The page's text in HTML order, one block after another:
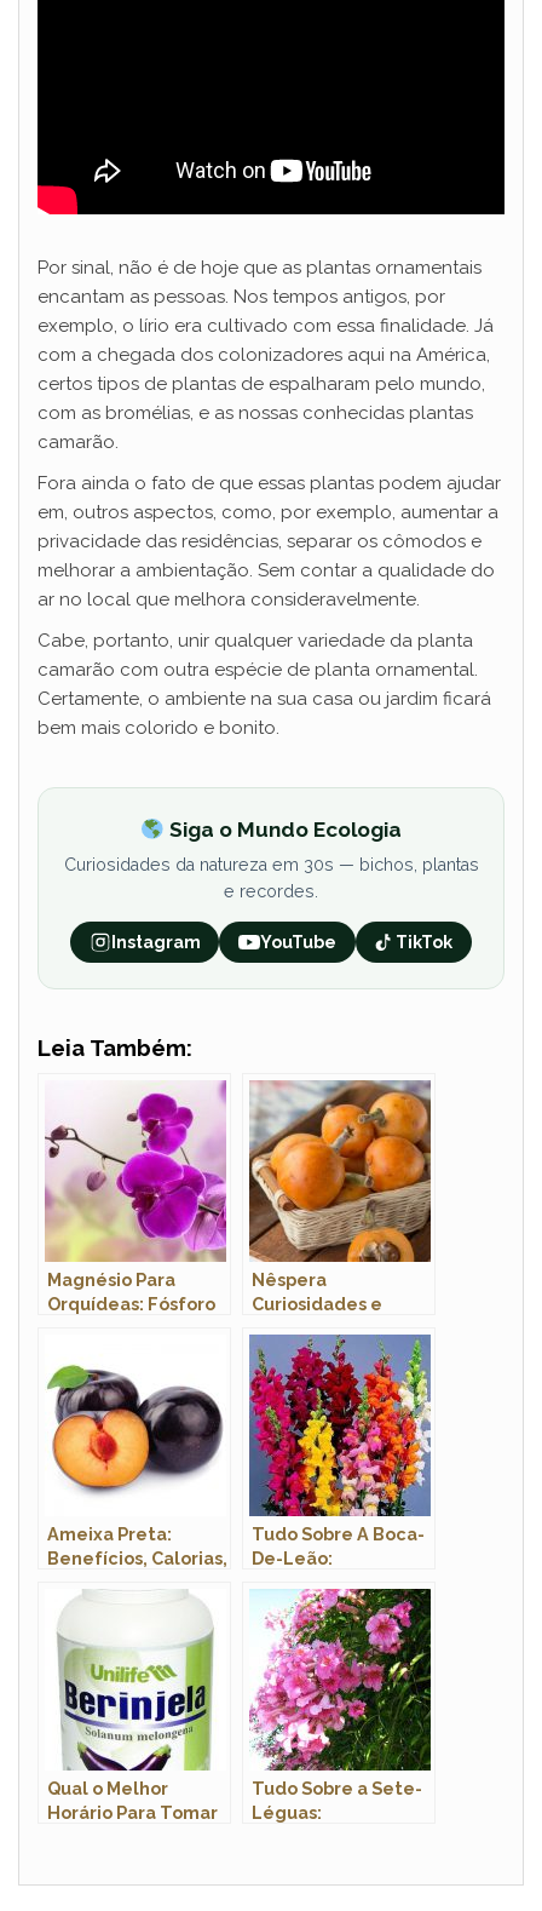
Por sinal, não é de hoje que as plantas ornamentais
encantam as pessoas. Nos tempos antigos, por
exemplo, o lírio era cultivado com essa finalidade. Já
com a chegada dos colonizadores aqui na América,
certos tipos de plantas de espalharam pelo mundo,
com as bromélias, e as nossas conhecidas plantas
camarão.
Fora ainda o fato de que essas plantas podem ajudar
em, outros aspectos, como, por exemplo, aumentar a
privacidade das residências, separar os cômodos e
melhorar a ambientação. Sem contar a qualidade do
ar no local que melhora consideravelmente.
Cabe, portanto, unir qualquer variedade da planta
camarão com outra espécie de planta ornamental.
Certamente, o ambiente na sua casa ou jardim ficará
bem mais colorido e bonito.
Siga o Mundo Ecologia
Curiosidades da natureza em 30s — bichos, plantas
e recordes.
Instagram YouTube TikTok
Leia Também:
Magnésio Para
Orquídeas: Fósforo
Nêspera
Curiosidades e
Sobre a Fruta
Ameixa Preta:
Benefícios, Calorias,
Características e
Fotos
Tudo Sobre A Boca-
De-Leão:
Fotos E Nome
Científico
Qual o Melhor
Horário Para Tomar
Tudo Sobre a Sete-
Léguas: